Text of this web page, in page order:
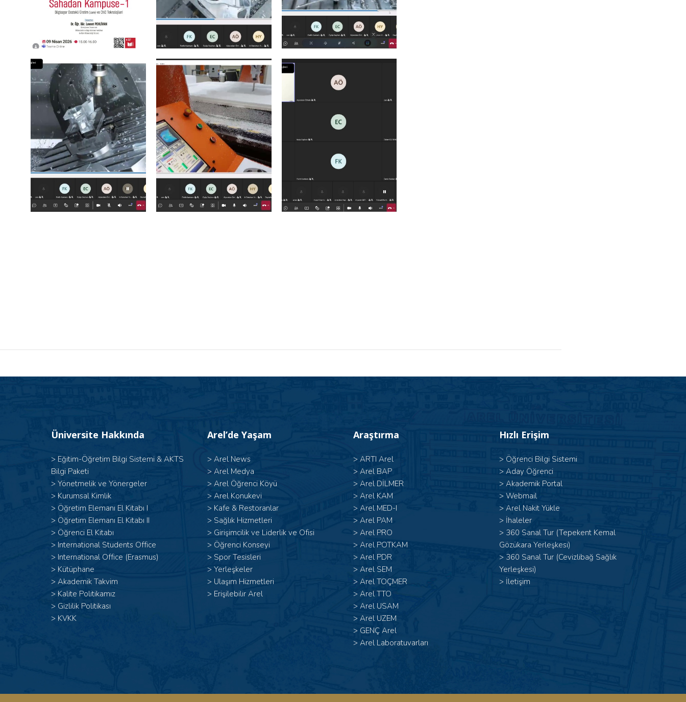
Üniversite Hakkında
> Eğitim-Öğretim Bilgi Sistemi & AKTS
Bilgi Paketi
> Yönetmelik ve Yönergeler
> Kurumsal Kimlik
> Öğretim Elemanı El Kitabı I
> Öğretim Elemanı El Kitabı II
> Öğrenci El Kitabı
> International Students Office
> International Office (Erasmus)
> Kütüphane
> Akademik Takvim
> Kalite Politikamız
> Gizlilik Politikası
> KVKK
Arel’de Yaşam
> Arel News
> Arel Medya
> Arel Öğrenci Köyü
> Arel Konukevi
> Kafe & Restoranlar
> Sağlık Hizmetleri
> Girişimcilik ve Liderlik ve Ofisi
> Öğrenci Konseyi
> Spor Tesisleri
> Yerleşkeler
> Ulaşım Hizmetleri
> Erişilebilir Arel
Araştırma
> ARTI Arel
> Arel BAP
> Arel DİLMER
> Arel KAM
> Arel MED-I
> Arel PAM
> Arel PRO
> Arel POTKAM
> Arel PDR
> Arel SEM
> Arel TOÇMER
> Arel TTO
> Arel USAM
> Arel UZEM
> GENÇ Arel
> Arel Laboratuvarları
Hızlı Erişim
> Öğrenci Bilgi Sistemi
> Aday Öğrenci
> Akademik Portal
> Webmail
> Arel Nakit Yükle
> İhaleler
> 360 Sanal Tur (Tepekent Kemal
Gözükara Yerleşkesi)
> 360 Sanal Tur (Cevizlibağ Sağlık
Yerleşkesi)
> İletişim